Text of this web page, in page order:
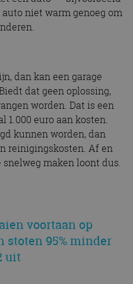
niet warm genoeg om
dan kan een garage
dat geen oplossing,
worden. Dat is een
1.000 euro aan kosten.
kunnen worden, dan
reinigingskosten. Af en
maken loont dus.
voortaan op
stoten 95% minder
uit